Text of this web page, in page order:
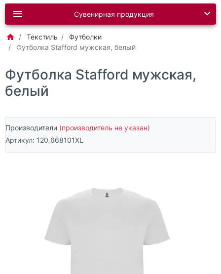
Сувенирная продукция
Текстиль
Футболки
Футболка Stafford мужская, белый
Футболка Stafford мужская,
белый
Производители (производитель не указан)
Артикул: 120_668101XL